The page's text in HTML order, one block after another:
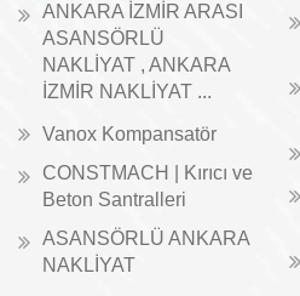
ANKARA İZMİR ARASI
ASANSÖRLÜ
NAKLİYAT , ANKARA
İZMİR NAKLİYAT ...
Vanox Kompansatör
CONSTMACH | Kırıcı ve
Beton Santralleri
ASANSÖRLÜ ANKARA
NAKLİYAT